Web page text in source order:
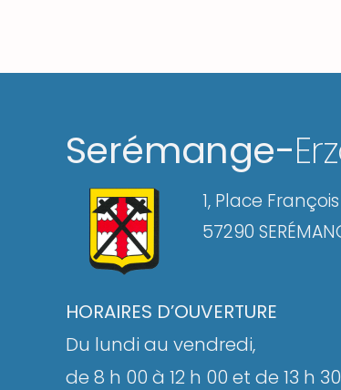
Serémange-
1, Place
57290
HORAIRES D’OUVERTURE
Du lundi au vendredi,
de 8 h 00 à 12 h 00 et de 13 h